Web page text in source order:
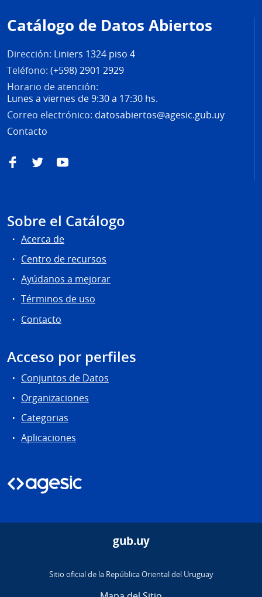
de
página
Catálogo de Datos Abiertos
Dirección: Liniers 1324 piso 4
Teléfono: (+598) 2901 2929
Horario de atención:
Lunes a viernes de 9:30 a 17:30 hs.
Correo electrónico: datosabiertos@agesic.gub.uy
Contacto
FacebookTwitterYouTube
Sobre el Catálogo
Acerca de
Centro de recursos
Ayúdanos a mejorar
Términos de uso
Contacto
Acceso por perfiles
Conjuntos de Datos
Organizaciones
Categorias
Aplicaciones
gub.uy
Sitio oficial de la República Oriental del Uruguay